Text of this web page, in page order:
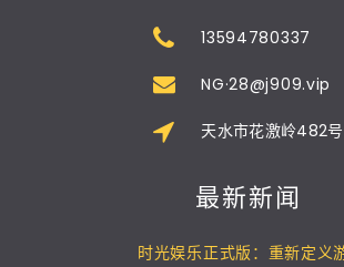
13594780337
NG·28@j909.vip
天水市花激岭482号
最新新闻
时光娱乐正式版：重新定义